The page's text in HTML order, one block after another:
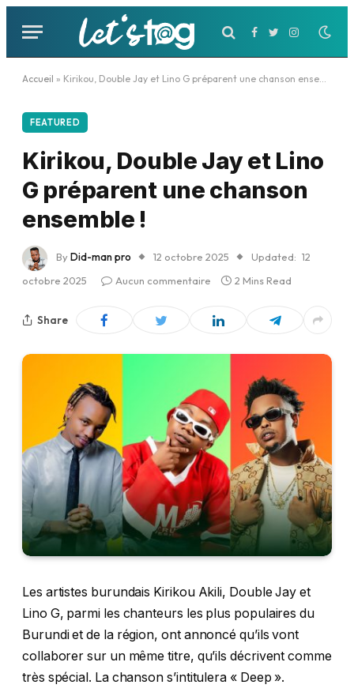
Facebook
TwitterInstagram
Accueil » Kirikou, Double Jay et Lino G préparent une chanson ensemble !
FEATURED
Kirikou, Double Jay et Lino
G préparent une chanson
ensemble !
ByDid-man pro 12 octobre 2025 Updated: 12
octobre 2025
Aucun commentaire 2 Mins Read
Share
Les artistes burundais Kirikou Akili, Double Jay et
Lino G, parmi les chanteurs les plus populaires du
Burundi et de la région, ont annoncé qu’ils vont
collaborer sur un même titre, qu’ils décrivent comme
très spécial. La chanson s’intitulera « Deep ».